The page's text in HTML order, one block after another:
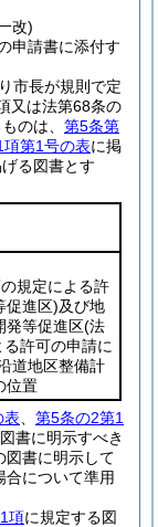
改)
申請書に添付す
市長が規則で定
又は法第68条の
のは、 第5条第
第1号の表に掲
る図書とす
規定による許
促進区)及び地
発等促進区(法
許可の申請に
道地区整備計
位置
表
第5条の2第1
書に明示すべき
図書に明示して
合について準用
項に規定する図